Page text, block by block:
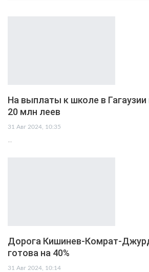
На выплаты к школе в
20 млн леев
31 Авг 2024, 10:35
…
Дорога Кишинев-Комрат-
готова на 40%
31 Авг 2024, 10:14